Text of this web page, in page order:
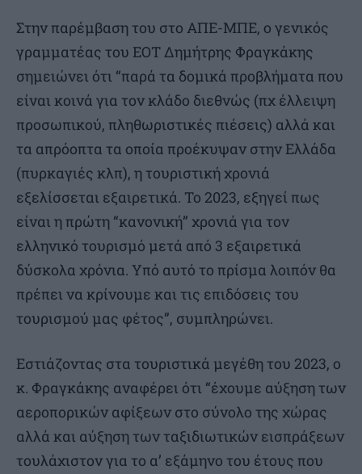
Στην παρέμβαση του στο ΑΠΕ-ΜΠΕ, ο γενικός
γραμματέας του ΕΟΤ Δημήτρης Φραγκάκης
σημειώνει ότι “παρά τα δομικά προβλήματα που
είναι κοινά για τον κλάδο διεθνώς (πχ έλλειψη
προσωπικού, πληθωριστικές πιέσεις) αλλά και
τα απρόοπτα τα οποία προέκυψαν στην Ελλάδα
(πυρκαγιές κλπ), η τουριστική χρονιά
εξελίσσεται εξαιρετικά. Το 2023, εξηγεί πως
είναι η πρώτη “κανονική” χρονιά για τον
ελληνικό τουρισμό μετά από 3 εξαιρετικά
δύσκολα χρόνια. Υπό αυτό το πρίσμα λοιπόν θα
πρέπει να κρίνουμε και τις επιδόσεις του
τουρισμού μας φέτος”, συμπληρώνει.
Εστιάζοντας στα τουριστικά μεγέθη του 2023, ο
κ. Φραγκάκης αναφέρει ότι “έχουμε αύξηση των
αεροπορικών αφίξεων στο σύνολο της χώρας
αλλά και αύξηση των ταξιδιωτικών εισπράξεων
τουλάχιστον για το α’ εξάμηνο του έτους που